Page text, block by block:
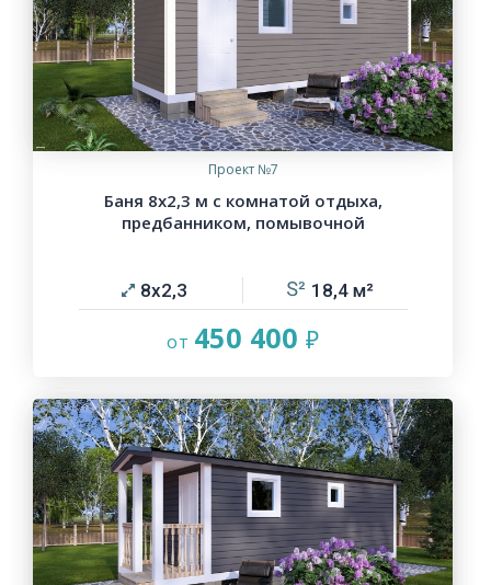
Проект №7
Баня 8х2,3 м с комнатой отдыха,
предбанником, помывочной
8х2,3 18,4
450 400